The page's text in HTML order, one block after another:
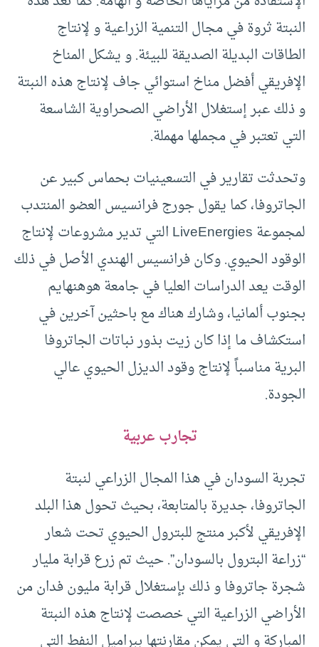
النبتة ثروة في مجال التنمية الزراعية و لإنتاج
الطاقات البديلة الصديقة للبيئة. و يشكل المناخ
الإفريقي أفضل مناخ استوائي جاف لإنتاج هذه النبتة
و ذلك عبر إستغلال الأراضي الصحراوية الشاسعة
التي تعتبر في مجملها مهملة.
وتحدثت تقارير في التسعينيات بحماس كبير عن
الجاتروفا، كما يقول جورج فرانسيس العضو المنتدب
لمجموعة LiveEnergies التي تدير مشروعات لإنتاج
الوقود الحيوي. وكان فرانسيس الهندي الأصل في ذلك
الوقت يعد الدراسات العليا في جامعة هوهنهايم
بجنوب ألمانيا، وشارك هناك مع باحثين آخرين في
استكشاف ما إذا كان زيت بذور نباتات الجاتروفا
البرية مناسباً لإنتاج وقود الديزل الحيوي عالي
الجودة.
تجارب عربية
تجربة السودان في هذا المجال الزراعي لنبتة
الجاتروفا، جديرة بالمتابعة، بحيث تحول هذا البلد
الإفريقي لأكبر منتج للبترول الحيوي تحت شعار
“زراعة البترول بالسودان”. حيث تم زرع قرابة مليار
شجرة جاتروفا و ذلك بإستغلال قرابة مليون فدان من
الأراضي الزراعية التي خصصت لإنتاج هذه النبتة
المباركة و التي يمكن مقارنتها ببراميل النفط التي